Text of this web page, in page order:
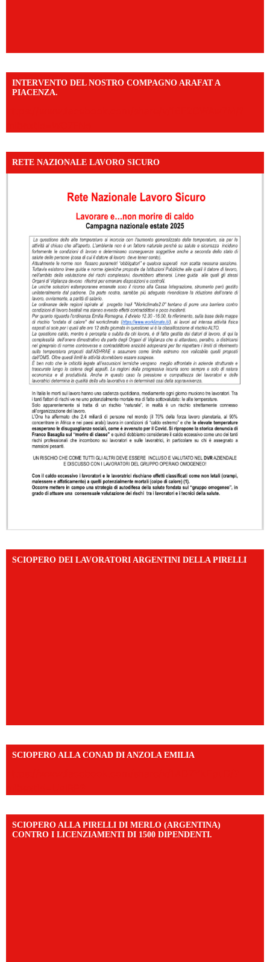
INTERVENTO DEL NOSTRO COMPAGNO ARAFAT A
PIACENZA.
RETE NAZIONALE LAVORO SICURO
SCIOPERO DEI LAVORATORI ARGENTINI DELLA PIRELLI
SCIOPERO ALLA CONAD DI ANZOLA EMILIA
SCIOPERO ALLA PIRELLI DI MERLO (ARGENTINA)
CONTRO I LICENZIAMENTI DI 1500 DIPENDENTI.